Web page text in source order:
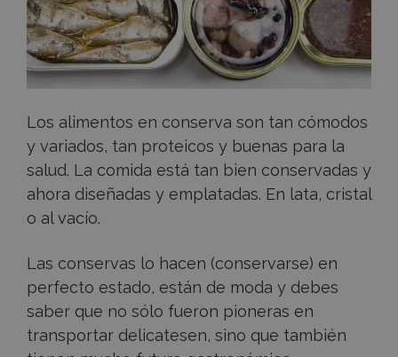
aliado
Los alimentos en conserva son tan cómodos
y variados, tan proteicos y buenas para la
salud. La comida está tan bien conservadas y
ahora diseñadas y emplatadas. En lata, cristal
o al vacío.
Las conservas lo hacen (conservarse) en
perfecto estado, están de moda y debes
saber que no sólo fueron pioneras en
transportar delicatesen, sino que también